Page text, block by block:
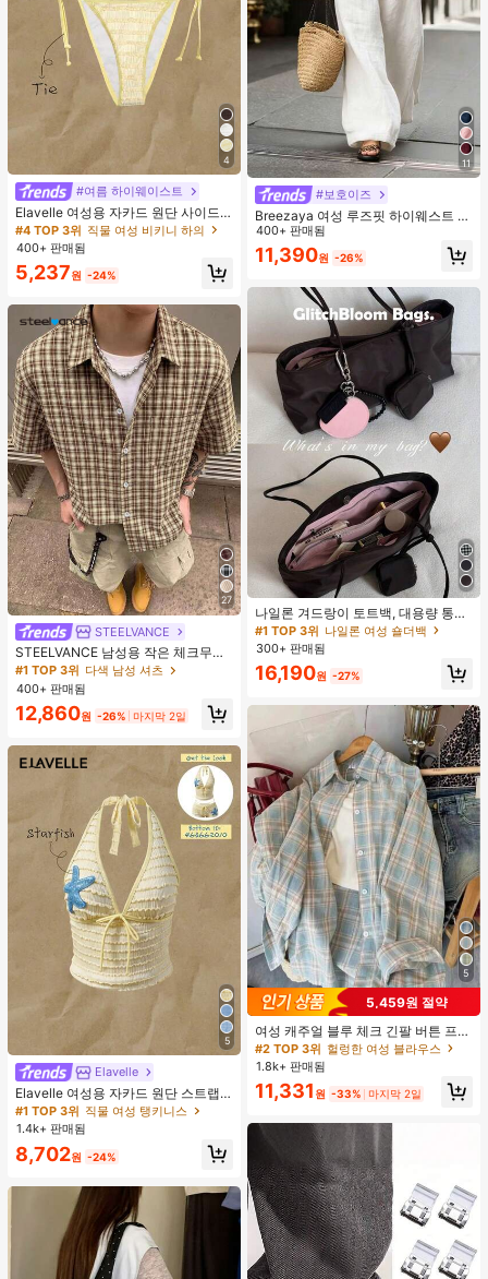
4
#여름 하이웨이스트
Elavelle 여성용 자카드 원단 사이드
타이 비키니 하의, 봄/여름
#4 TOP 3위 직물 여성 비키니 하의
400+ 판매됨
5,237원 -24%
27
STEELVANCE
STEELVANCE 남성용 작은 체크무늬
반팔 셔츠, 단일 포켓 클래식 스타일,
격식 또는 캐주얼한 경우, 휴가, 식사,
사무실, 캐주얼 홈웨어에 적합, 다용
도, 편안한 원단 셔츠, 자신에게 입거
나 선물하기에 좋습니다
#1 TOP 3위 다색 남성 셔츠
400+ 판매됨
12,860원 -26% 마지막 2일
5
Elavelle
Elavelle 여성용 자카드 원단 스트랩
불가사리 장식 홀터 탑, 봄/여름에 적
합 (탑만 포함, 반바지 미포함)
#1 TOP 3위 직물 여성 탱키니스
1.4k+ 판매됨
8,702원 -24%
11
#보호이즈
Breezaya 여성 루즈핏 하이웨스트 와
이드 레그 팬츠, 우아한 화이트 시크
여름 휴가 홀리데이, 솔리드 컬러 다용
도 캐주얼 일상 착용 비치 바지
400+ 판매됨
11,390원 -26%
나일론 겨드랑이 토트백, 대용량 통근
숄더백, 작은 메이크업 백 포함, 펜던
트 미포함, 가벼운 일상 핸드백 (펜던
트 미포함)
#1 TOP 3위 나일론 여성 숄더백
300+ 판매됨
16,190원 -27%
5
5,459원 절약
여성 캐주얼 블루 체크 긴팔 버튼 프론
트 폴리에스터 셔츠, 레귤러 핏, 봄 의
류, 편안한 스타일
#2 TOP 3위 헐렁한 여성 블라우스
1.8k+ 판매됨
11,331 원 -33% 마지막 2일